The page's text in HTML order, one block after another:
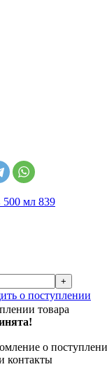
+
о поступлении
товара
о
контакты